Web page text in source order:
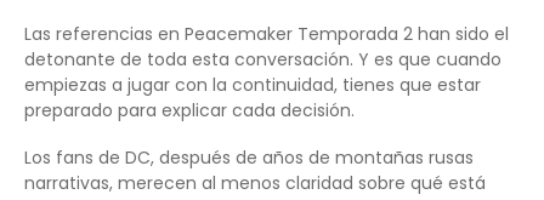
Las referencias en Peacemaker Temporada 2 han sido el
detonante de toda esta conversación. Y es que cuando
empiezas a jugar con la continuidad, tienes que estar
preparado para explicar cada decisión.
Los fans de DC, después de años de montañas rusas
narrativas, merecen al menos claridad sobre qué está